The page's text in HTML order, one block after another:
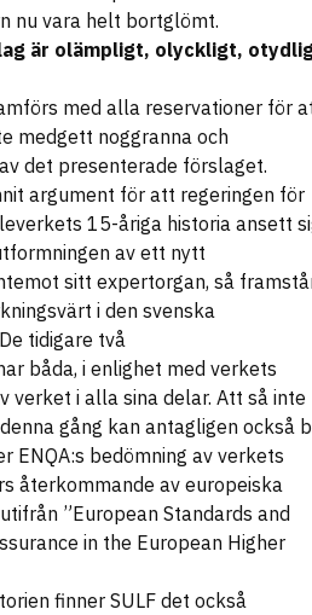
nu vara helt bortglömt.
är olämpligt, olyckligt,
med alla reservationer för
medgett noggranna och
det presenterade förslaget.
argument för att regeringen för
15-åriga historia ansett
av ett nytt
sitt expertorgan, så
i den svenska
tidigare två
båda, i enlighet med verkets
verket i alla sina delar. Att så inte
gång kan antagligen också
ENQA:s bedömning av verkets
återkommande av europeiska
”European Standards and
in the European Higher
finner SULF det också